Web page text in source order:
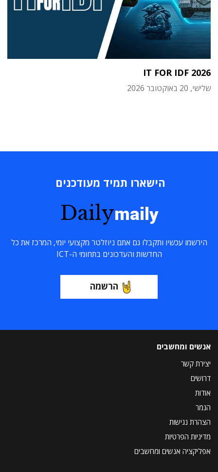
IT FOR IDF 2026
שלישי, 20 באוקטובר 2026
הישארו תמיד מעודכנים
Dailymaily
הירשמו עכשיו ותקבלו גם אתם ניוזלטר מקצועי יומי, המרכז את כל
החדשות והעדכונים בתחומי ה-ICT
הרשמה
אנשים ומחשבים
יצירת קשר
דרושים
אודות
הנמר
הצהרת נגישות
מדיניות הפרטיות
אפליקציה אנשים ומחשבים